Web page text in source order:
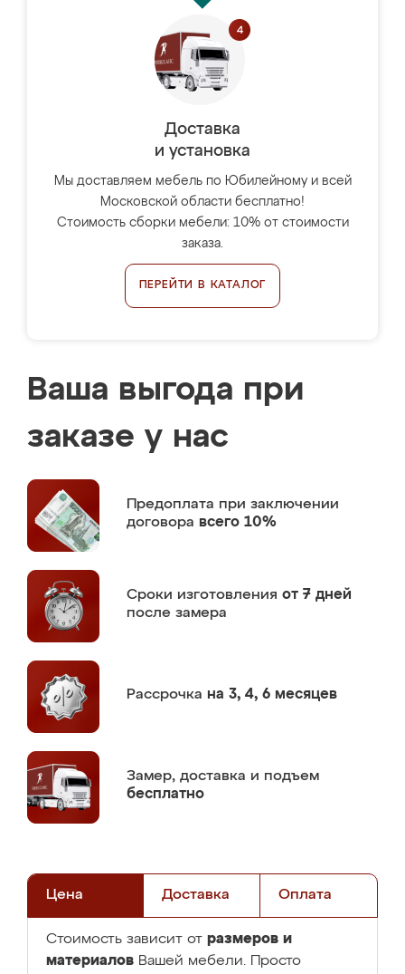
Доставка
и установка
Мы доставляем мебель по Юбилейному и всей
Московской области бесплатно!
Стоимость сборки мебели: 10% от стоимости
заказа.
ПЕРЕЙТИ В КАТАЛОГ
Ваша выгода при
заказе у нас
Предоплата при заключении
договора всего 10%
Сроки изготовления от 7 дней
после замера
Рассрочка на 3, 4, 6 месяцев
Замер, доставка и подъем
бесплатно
Цена Доставка Оплата
Стоимость зависит от размеров и
материалов Вашей мебели. Просто